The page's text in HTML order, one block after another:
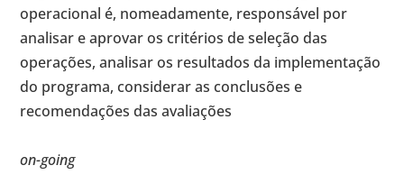
operacional é, nomeadamente, responsável por
analisar e aprovar os critérios de seleção das
operações, analisar os resultados da implementação
do programa, considerar as conclusões e
recomendações das avaliações
on-going